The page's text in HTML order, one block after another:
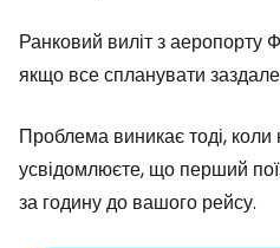
Ранковий виліт з аеропорту
якщо все спланувати
Проблема виникає тоді, коли
усвідомлюєте, що перший
за годину до вашого рейсу.